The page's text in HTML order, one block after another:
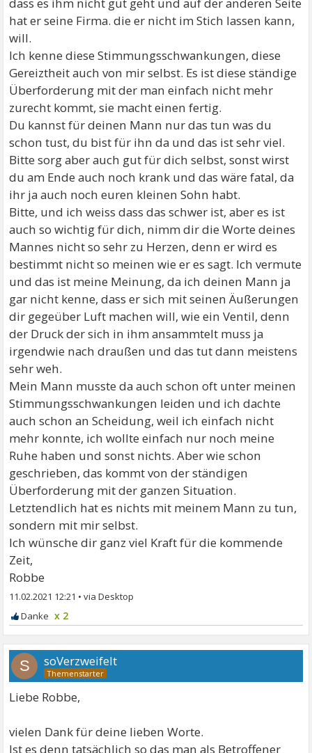
hat er seine Firma. die er nicht im Stich lassen kann,
will.
Ich kenne diese Stimmungsschwankungen, diese
Gereiztheit auch von mir selbst. Es ist diese ständige
Überforderung mit der man einfach nicht mehr
zurecht kommt, sie macht einen fertig.
Du kannst für deinen Mann nur das tun was du
schon tust, du bist für ihn da und das ist sehr viel.
Bitte sorg aber auch gut für dich selbst, sonst wirst
du am Ende auch noch krank und das wäre fatal, da
ihr ja auch noch euren kleinen Sohn habt.
Bitte, und ich weiss dass das schwer ist, aber es ist
auch so wichtig für dich, nimm dir die Worte deines
Mannes nicht so sehr zu Herzen, denn er wird es
bestimmt nicht so meinen wie er es sagt. Ich vermute
und das ist meine Meinung, da ich deinen Mann ja
gar nicht kenne, dass er sich mit seinen Äußerungen
dir gegeüber Luft machen will, wie ein Ventil, denn
der Druck der sich in ihm ansammtelt muss ja
irgendwie nach draußen und das tut dann meistens
sehr weh.
Mein Mann musste da auch schon oft unter meinen
Stimmungsschwankungen leiden und ich dachte
auch schon an Scheidung, weil ich einfach nicht
mehr konnte, ich wollte einfach nur noch meine
Ruhe haben und sonst nichts. Aber wie schon
geschrieben, das kommt von der ständigen
Überforderung mit der ganzen Situation.
Letztendlich hat es nichts mit meinem Mann zu tun,
sondern mit mir selbst.
Ich wünsche dir ganz viel Kraft für die kommende
Zeit,
Robbe
11.02.2021 12:21 •
x 2
S soVerzweifelt
Liebe Robbe,
vielen Dank für deine lieben Worte.
Ist es denn tatsächlich so das man als Betroffener